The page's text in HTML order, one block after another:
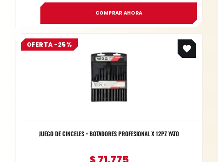
COMPRAR AHORA
OFERTA -25%
JUEGO DE CINCELES + BOTADORES PROFESIONAL X 12PZ YATO
was:
$ 95.700.
is:
$ 71.775.